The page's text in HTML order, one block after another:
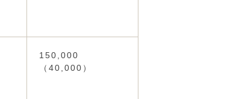
150,000
（40,000）